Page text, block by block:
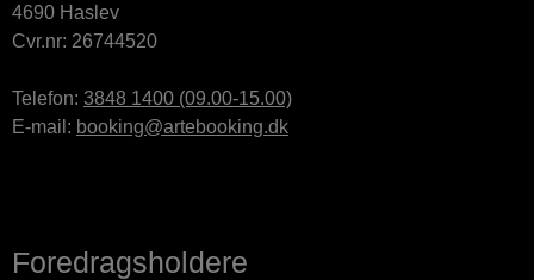
4690 Haslev
Cvr.nr: 26744520
Telefon: 3848 1400 (09.00-15.00)
E-mail: booking@artebooking.dk
Foredragsholdere